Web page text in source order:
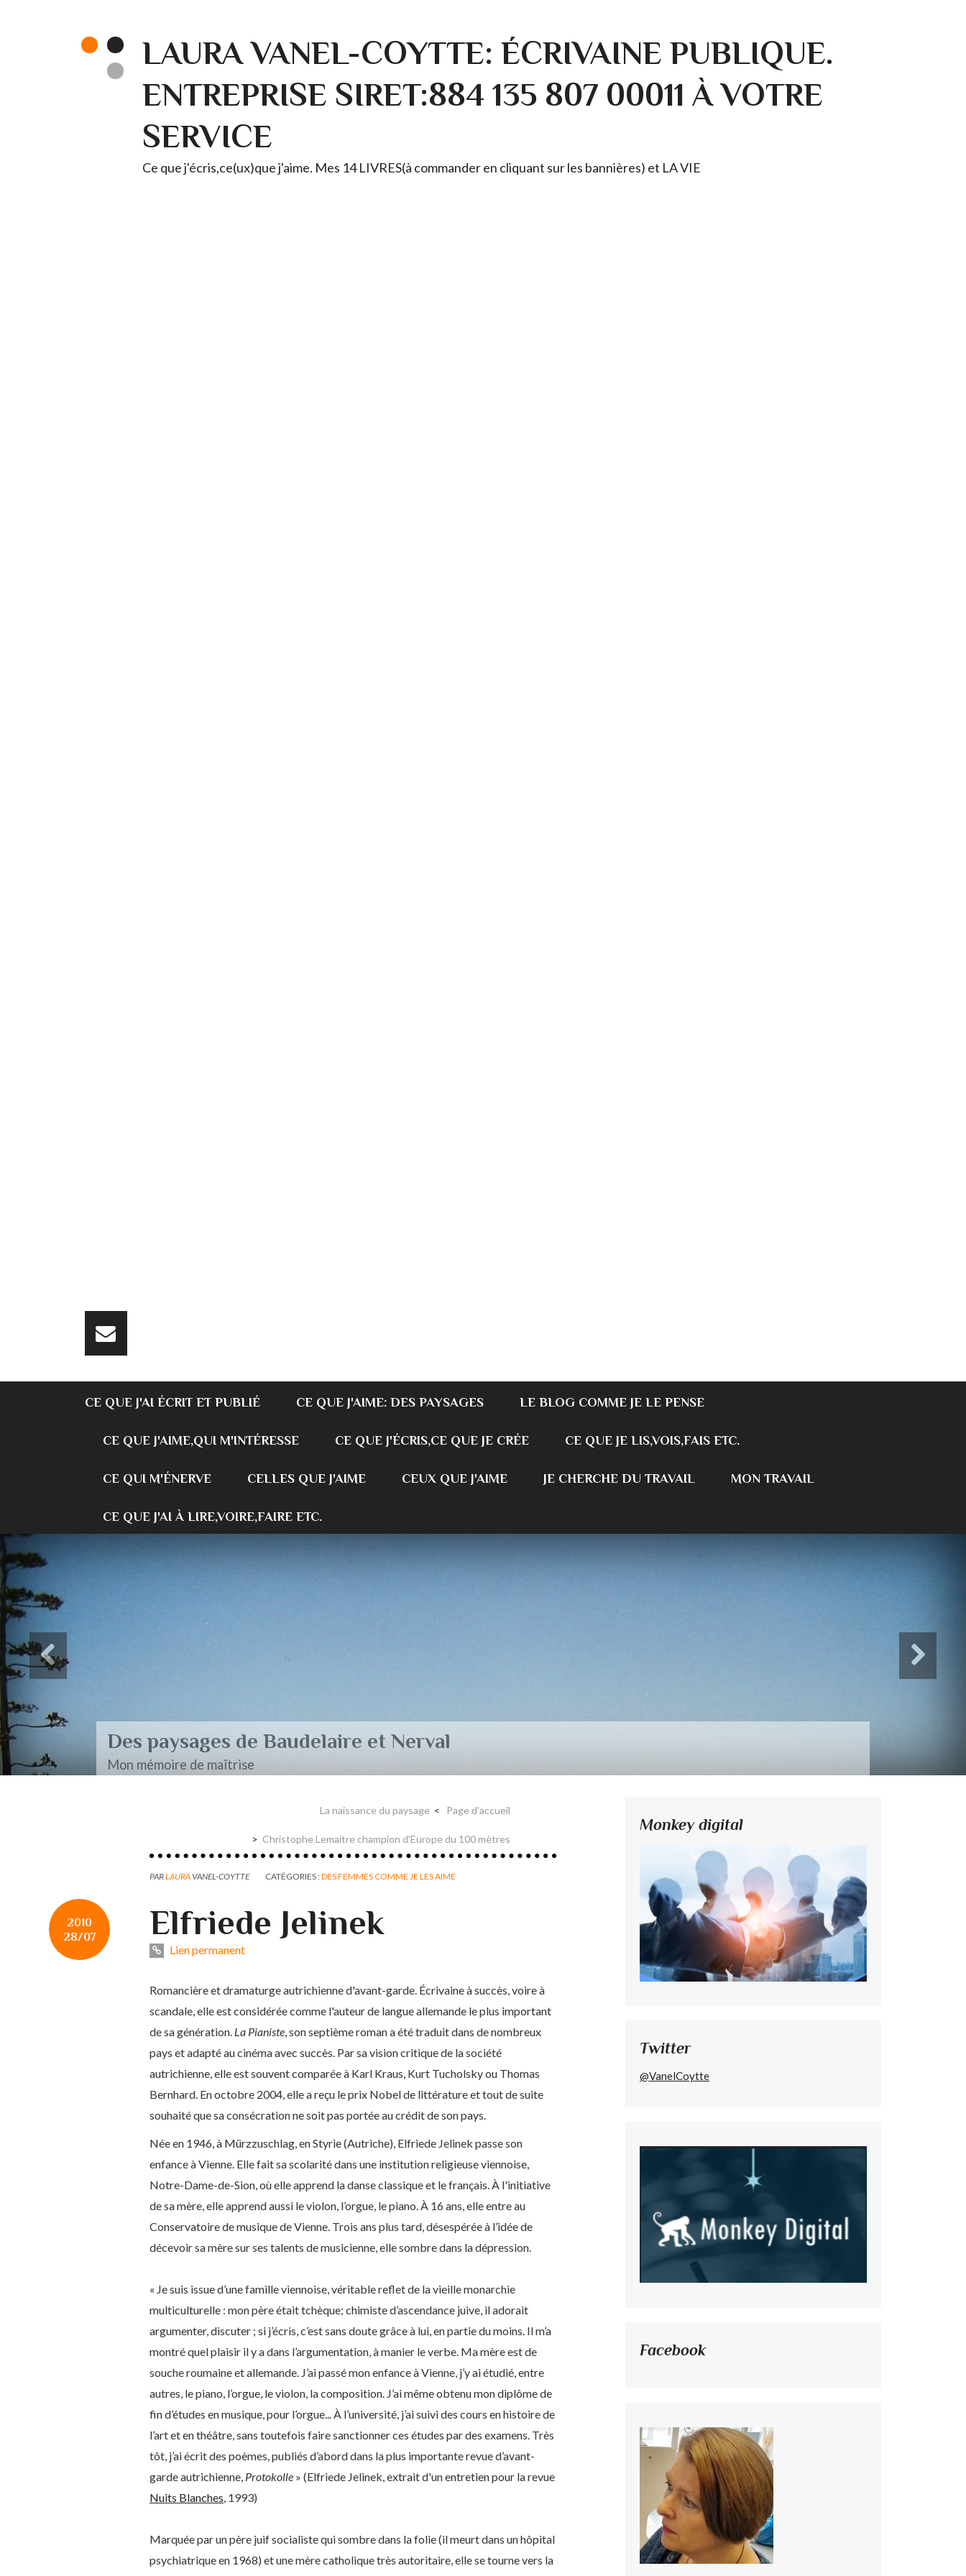
LAURA VANEL-COYTTE: ÉCRIVAINE PUBLIQUE.
ENTREPRISE SIRET:884 135 807 00011 À VOTRE
SERVICE
Ce que j'écris,ce(ux)que j'aime. Mes 14 LIVRES(à commander en cliquant sur les bannières) et LA VIE
CE QUE J'AI ÉCRIT ET PUBLIÉ CE QUE J'AIME: DES PAYSAGES LE BLOG COMME JE LE PENSE
CE QUE J'AIME,QUI M'INTÉRESSE CE QUE J'ÉCRIS,CE QUE JE CRÉE CE QUE JE LIS,VOIS,FAIS ETC.
CE QUI M'ÉNERVE CELLES QUE J'AIME CEUX QUE J'AIME JE CHERCHE DU TRAVAIL MON TRAVAIL
CE QUE J'AI À LIRE,VOIRE,FAIRE ETC.
Des paysages de Baudelaire et Nerval
Mon mémoire de maîtrise
La naissance du paysage Page d'accueil
Christophe Lemaitre champion d'Europe du 100 mètres
PARLAURA VANEL-COYTTE CATÉGORIES :DES FEMMES COMME JE LES AIME
2010
28/07
Elfriede Jelinek
Lien permanent
Romancière et dramaturge autrichienne d'avant-garde. Écrivaine à succès, voire à
scandale, elle est considérée comme l'auteur de langue allemande le plus important
de sa génération. La Pianiste , son septième roman a été traduit dans de nombreux
pays et adapté au cinéma avec succès. Par sa vision critique de la société
autrichienne, elle est souvent comparée à Karl Kraus, Kurt Tucholsky ou Thomas
Bernhard. En octobre 2004, elle a reçu le prix Nobel de littérature et tout de suite
souhaité que sa consécration ne soit pas portée au crédit de son pays.
Née en 1946, à Mürzzuschlag, en Styrie (Autriche), Elfriede Jelinek passe son
enfance à Vienne. Elle fait sa scolarité dans une institution religieuse viennoise,
Notre-Dame-de-Sion, où elle apprend la danse classique et le français. À l'initiative
de sa mère, elle apprend aussi le violon, l’orgue, le piano. À 16 ans, elle entre au
Conservatoire de musique de Vienne. Trois ans plus tard, désespérée à l’idée de
décevoir sa mère sur ses talents de musicienne, elle sombre dans la dépression.
« Je suis issue d’une famille viennoise, véritable reflet de la vieille monarchie
multiculturelle : mon père était tchèque; chimiste d’ascendance juive, il adorait
argumenter, discuter ; si j’écris, c’est sans doute grâce à lui, en partie du moins. Il m’a
montré quel plaisir il y a dans l’argumentation, à manier le verbe. Ma mère est de
souche roumaine et allemande. J’ai passé mon enfance à Vienne, j’y ai étudié, entre
autres, le piano, l’orgue, le violon, la composition. J’ai même obtenu mon diplôme de
fin d’études en musique, pour l’orgue... À l’université, j’ai suivi des cours en histoire de
l’art et en théâtre, sans toutefois faire sanctionner ces études par des examens. Très
tôt, j’ai écrit des poèmes, publiés d’abord dans la plus importante revue d’avant-
garde autrichienne, Protokolle » (Elfriede Jelinek, extrait d'un entretien pour la revue
Nuits Blanches , 1993)
Marquée par un père juif socialiste qui sombre dans la folie (il meurt dans un hôpital
psychiatrique en 1968) et une mère catholique très autoritaire, elle se tourne vers la
Monkey digital
Twitter
@VanelCoytte
Facebook